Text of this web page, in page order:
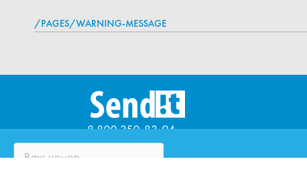
/PAGES/WARNING-MESSAGE
8 800 350-83-94